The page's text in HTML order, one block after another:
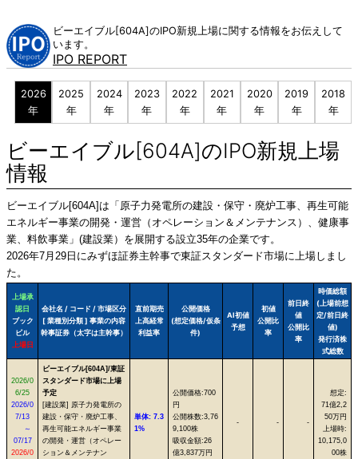
content
ビーエイブル[604A]のIPO新規上場に関する情報をお伝えして
います。
IPO REPORT
2026
年
2025
年
2024
年
2023
年
2022
年
2021
年
2020
年
2019
年
2018
年
ビーエイブル[604A]のIPO新規上場
情報
ビーエイブル[604A]は「原子力発電所の建設・保守・廃炉工事、再生可能
エネルギー事業の開発・運営（オペレーション＆メンテナンス）、健康事
業、料飲事業」(建設業）を展開する設立35年の企業です。
2026年7月29日にみずほ証券主幹事で東証スタンダード市場に上場しまし
た。
上場承
認日
ブック
ビル
上場日
会社名 / コード / 市場区分
[ 業種別分類 ] 事業の内容
幹事証券（太字は主幹事）
直前期売
上高経常
利益率
公開価格
(想定価格/仮条
件)
AI初値
予想
初値
公開比
率
前日終
値
公開比
率
時価総額
(上場前想
定/前日終
値)
発行済株
式総数
2026/0
6/25
2026/0
7/13
～
07/17
2026/0
ビーエイブル[604A]/東証
スタンダード市場に上場
予定
[建設業] 原子力発電所の
建設・保守・廃炉工事、
再生可能エネルギー事業
の開発・運営（オペレー
ション＆メンテナン
単体: 7.3
1%
公開価格:700
円
公開株数:3,76
9,100株
吸収金額:26
億3,837万円
- - -
想定:
71億2,2
50万円
上場時:
10,175,0
00株